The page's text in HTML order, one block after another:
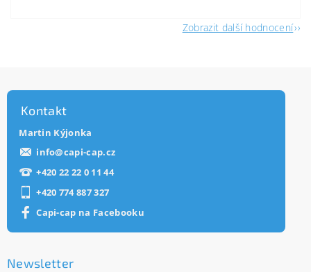
Zobrazit další hodnocení
Kontakt
Martin Kýjonka
info@capi-cap.cz
+420 22 22 0 11 44
+420 774 887 327
Capi-cap na Facebooku
Newsletter